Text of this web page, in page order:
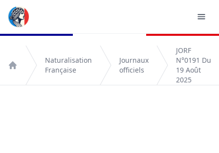
Accueil
Naturalisation
Française
Journaux
officiels
JORF
N°0191 Du
19 Août
2025